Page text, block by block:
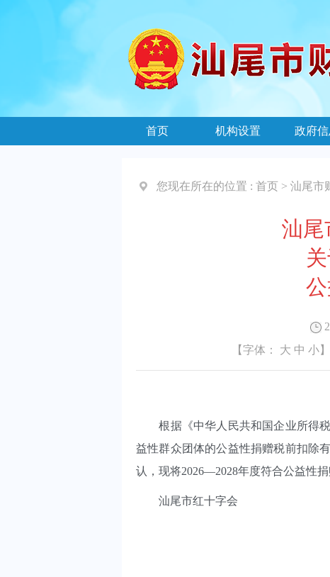
首页 机构设置 政府
您现在所在的位置 : 首页 > 汕尾市
汕尾
【字体： 大 中 小】
根据《中华人民共和国企业所得税
益性群众团体的公益性捐赠税前扣除
认，现将2026—2028年度符合公益性
汕尾市红十字会